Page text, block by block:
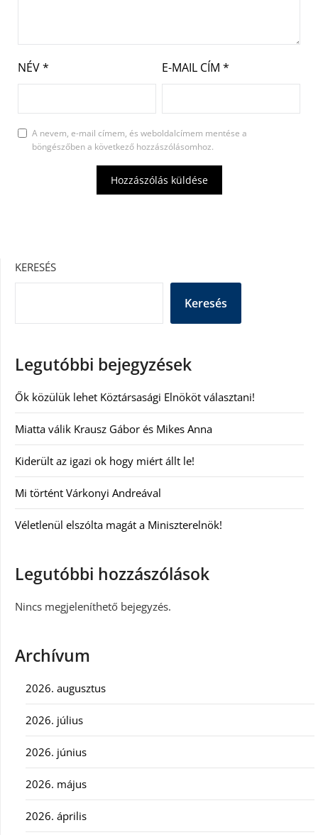
NÉV* E-MAIL CÍM *
A nevem, e-mail címem, és weboldalcímem mentése a
böngészőben a következő hozzászólásomhoz.
KERESÉS
Keresés
Legutóbbi bejegyzések
Ők közülük lehet Köztársasági Elnököt választani!
Miatta válik Krausz Gábor és Mikes Anna
Kiderült az igazi ok hogy miért állt le!
Mi történt Várkonyi Andreával
Véletlenül elszólta magát a Miniszterelnök!
Legutóbbi hozzászólások
Nincs megjeleníthető bejegyzés.
Archívum
2026. augusztus
2026. július
2026. június
2026. május
2026. április